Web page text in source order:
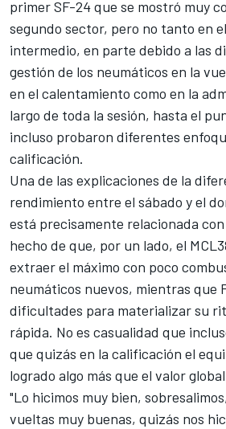
primer SF-24 que se mostró muy
segundo sector, pero no tanto en
intermedio, en parte debido a las
gestión de los neumáticos en la
en el calentamiento como en la
largo de toda la sesión, hasta el
incluso probaron diferentes
calificación.
Una de las explicaciones de la
rendimiento entre el sábado y el
está precisamente relacionada
hecho de que, por un lado, el
extraer el máximo con poco
neumáticos nuevos, mientras que
dificultades para materializar su
rápida. No es casualidad que
que quizás en la calificación el
logrado algo más que el valor
"Lo hicimos muy bien,
vueltas muy buenas, quizás nos